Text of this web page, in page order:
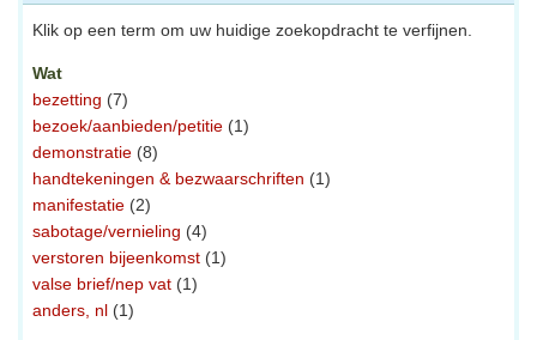
Klik op een term om uw huidige zoekopdracht te verfijnen.
Wat
bezetting (7)
bezoek/aanbieden/petitie (1)
demonstratie (8)
handtekeningen & bezwaarschriften (1)
manifestatie (2)
sabotage/vernieling (4)
verstoren bijeenkomst (1)
valse brief/nep vat (1)
anders, nl (1)